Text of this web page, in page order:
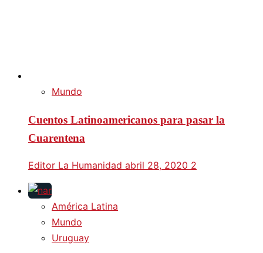
Mundo
Cuentos Latinoamericanos para pasar la
Cuarentena
Editor La Humanidad abril 28, 2020 2
América Latina
Mundo
Uruguay